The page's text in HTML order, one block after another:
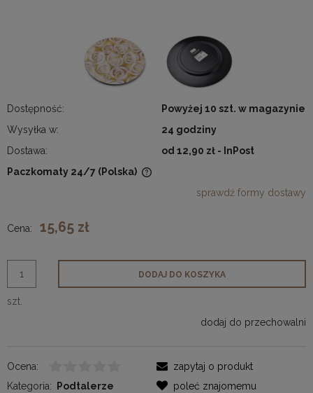
Dostępność:
Powyżej 10 szt. w magazynie
Wysyłka w:
24 godziny
Dostawa:
od 12,90 zł - InPost
Paczkomaty 24/7 (Polska)
sprawdź formy dostawy
Cena: 15,65 zł
szt.
DODAJ DO KOSZYKA
dodaj do przechowalni
Ocena:
Kategoria:
Podtalerze
zapytaj o produkt
poleć znajomemu